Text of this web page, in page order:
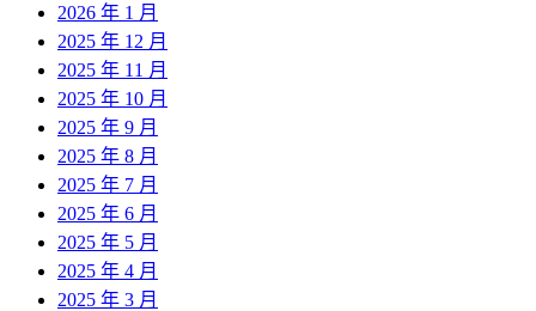
2026 年 1 月
2025 年 12 月
2025 年 11 月
2025 年 10 月
2025 年 9 月
2025 年 8 月
2025 年 7 月
2025 年 6 月
2025 年 5 月
2025 年 4 月
2025 年 3 月